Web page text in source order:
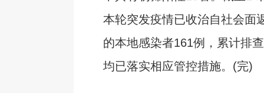
本轮突发疫情已收治自社会面
的本地感染者161例，累计排
均已落实相应管控措施。(完)